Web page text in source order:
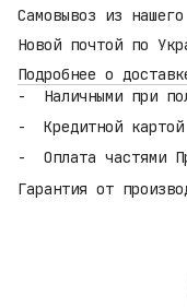
Самовывоз из
Новой почтой по
Подробнее о
Наличными при
Кредитной картой
Оплата частями
Гарантия от